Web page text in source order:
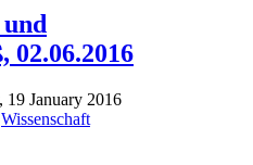
02.06.2016
19 January 2016
Wissenschaft